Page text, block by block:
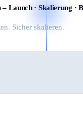
Launch · Skalierung ·
Sicher skalieren.